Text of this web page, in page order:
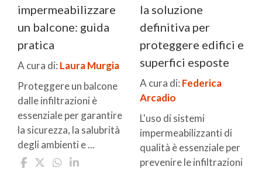
impermeabilizzare
un balcone: guida
pratica
A cura di: Laura Murgia
Proteggere un balcone
dalle infiltrazioni è
essenziale per garantire
la sicurezza, la salubrità
degli ambienti e ...
la soluzione
definitiva per
proteggere edifici e
superfici esposte
A cura di: Federica
Arcadio
L'uso di sistemi
impermeabilizzanti di
qualità è essenziale per
prevenire le infiltrazioni